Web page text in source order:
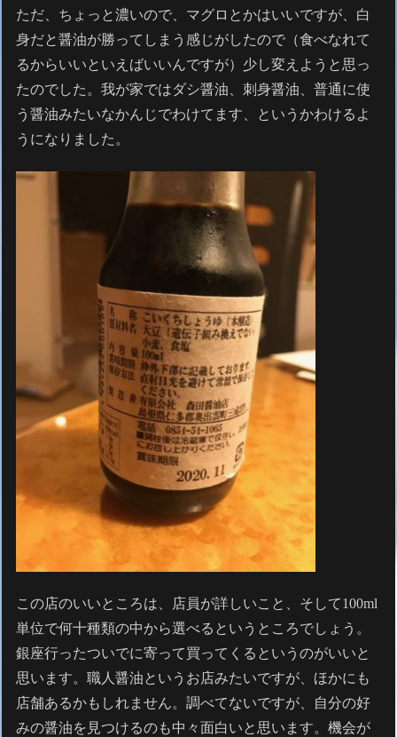
ただ、ちょっと濃いので、マグロとかはいいですが、白
身だと醤油が勝ってしまう感じがしたので（食べなれて
るからいいといえばいいんですが）少し変えようと思っ
たのでした。我が家ではダシ醤油、刺身醤油、普通に使
う醤油みたいなかんじでわけてます、というかわけるよ
うになりました。
この店のいいところは、店員が詳しいこと、そして100ml
単位で何十種類の中から選べるというところでしょう。
銀座行ったついでに寄って買ってくるというのがいいと
思います。職人醤油というお店みたいですが、ほかにも
店舗あるかもしれません。調べてないですが、自分の好
みの醤油を見つけるのも中々面白いと思います。機会が